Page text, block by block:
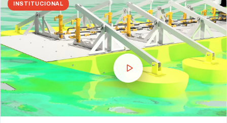
INSTITUCIONAL